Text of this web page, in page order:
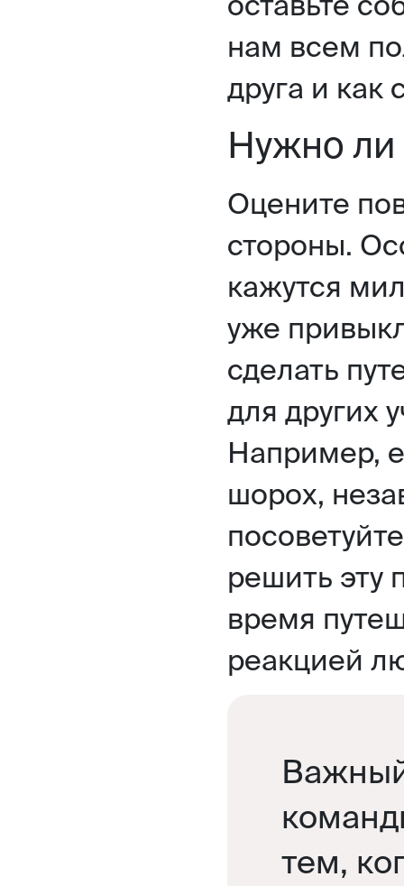
нам всем
друга и как
Нужно ли
Оцените
стороны.
кажутся
уже
сделать
для других
Например,
шорох,
решить эту
время
реакцией
тем,